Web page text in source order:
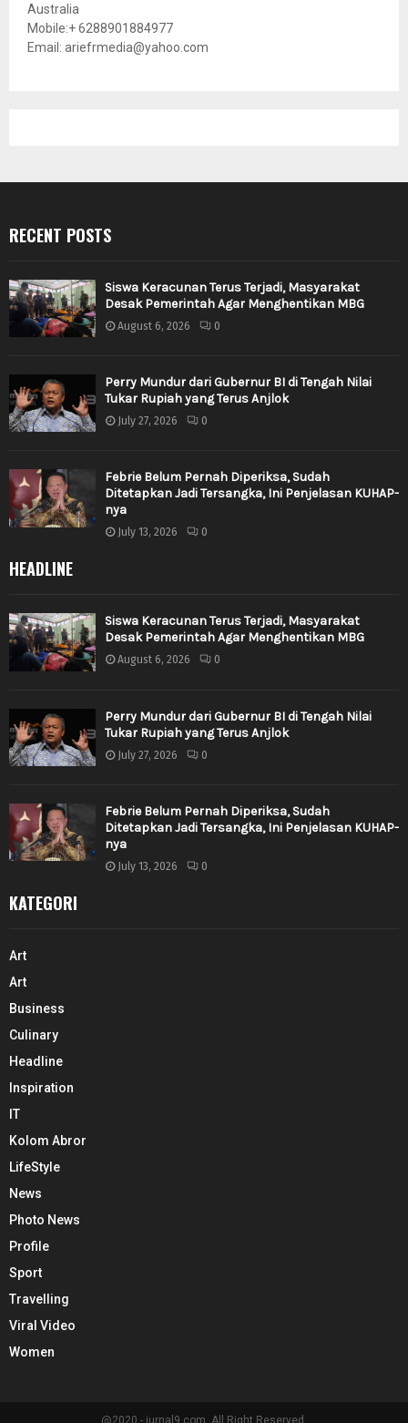
Australia
Mobile:+ 6288901884977
Email: ariefrmedia@yahoo.com
RECENT POSTS
Siswa Keracunan Terus Terjadi, Masyarakat
Desak Pemerintah Agar Menghentikan MBG
August 6, 2026 0
Perry Mundur dari Gubernur BI di Tengah Nilai
Tukar Rupiah yang Terus Anjlok
July 27, 2026 0
Febrie Belum Pernah Diperiksa, Sudah
Ditetapkan Jadi Tersangka, Ini Penjelasan KUHAP-
nya
July 13, 2026 0
HEADLINE
Siswa Keracunan Terus Terjadi, Masyarakat
Desak Pemerintah Agar Menghentikan MBG
August 6, 2026 0
Perry Mundur dari Gubernur BI di Tengah Nilai
Tukar Rupiah yang Terus Anjlok
July 27, 2026 0
Febrie Belum Pernah Diperiksa, Sudah
Ditetapkan Jadi Tersangka, Ini Penjelasan KUHAP-
nya
July 13, 2026 0
KATEGORI
Art
Art
Business
Culinary
Headline
Inspiration
IT
Kolom Abror
LifeStyle
News
Photo News
Profile
Sport
Travelling
Viral Video
Women
@2020 - jurnal9.com. All Right Reserved.